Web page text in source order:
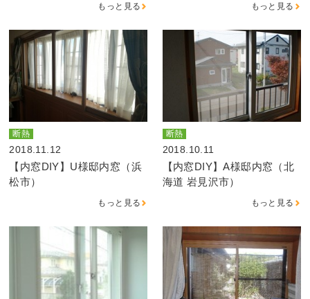
もっと見る もっと見る
断熱
2018.11.12
【内窓DIY】U様邸内窓（浜
松市）
もっと見る
断熱
2018.10.11
【内窓DIY】A様邸内窓（北
海道 岩見沢市）
もっと見る